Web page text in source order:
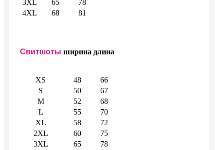
3XL
65
78
4XL
68 81
Свитшоты ширина длина
XS 48
66
S
50
67
M
52
68
L
55
70
XL
58
72
2XL
60
75
3XL
65
78